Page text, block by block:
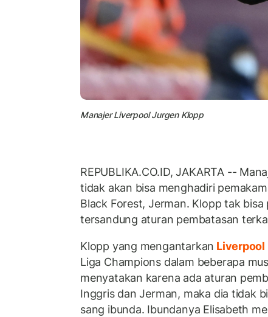
Manajer Liverpool Jurgen Klopp
REPUBLIKA.CO.ID, JAKARTA --
tidak akan bisa menghadiri
Black Forest, Jerman. Klopp tak
tersandung aturan pembatasan
Klopp yang mengantarkan Liverpool
Liga Champions dalam beberapa
menyatakan karena ada aturan
Inggris dan Jerman, maka dia tidak
sang ibunda. Ibundanya Elisabeth